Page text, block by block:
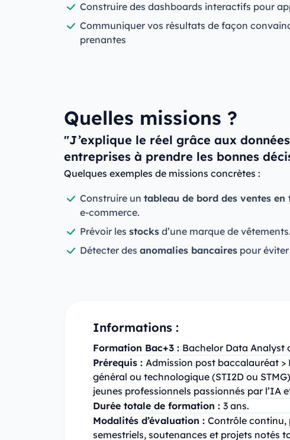
Construire des dashboards interactifs pour
Communiquer vos résultats de façon
prenantes
Quelles missions ?
"J’explique le réel grâce aux
entreprises à prendre les bonnes
Quelques exemples de missions concrètes :
Construire un tableau de bord des ventes en
e-commerce.
Prévoir les stocksd’une marque de vêtements.
Détecter des anomalies bancairespour éviter
Informations :
Formation Bac+3 : Bachelor Data Analyst
Prérequis : Admission post baccalauréat >
général ou technologique (STI2D ou
jeunes professionnels passionnés par l’IA
Durée totale de formation : 3 ans.
Modalités d’évaluation : Contrôle continu,
semestriels, soutenances et projets notés